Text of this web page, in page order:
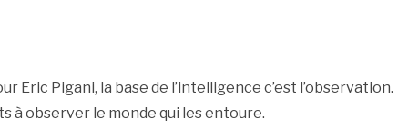
Eric Pigani, la base de l’intelligence c’est l’observation.
à observer le monde qui les entoure.